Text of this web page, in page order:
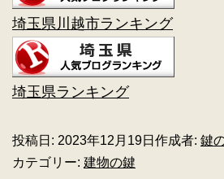
埼玉県川越市ランキング
埼玉県ランキング
投稿日: 2023年12月19日 作成者: 鍵
カテゴリー: 建物の鍵